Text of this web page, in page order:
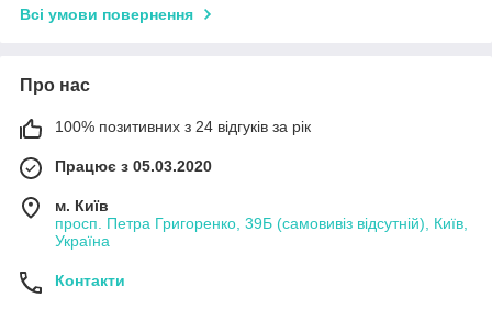
Всі умови повернення
Про нас
100% позитивних з 24 відгуків за рік
Працює з 05.03.2020
м. Київ
просп. Петра Григоренко, 39Б (самовивіз відсутній), Київ,
Україна
Контакти